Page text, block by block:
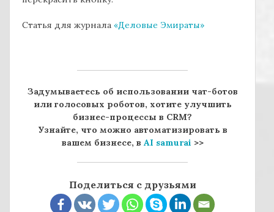
Статья для журнала «Деловые Эмираты»
Задумываетесь об использовании чат-ботов
или голосовых роботов, хотите улучшить
бизнес-процессы в CRM?
Узнайте, что можно автоматизировать в
вашем бизнесе, в AI samurai >>
Поделиться с друзьями